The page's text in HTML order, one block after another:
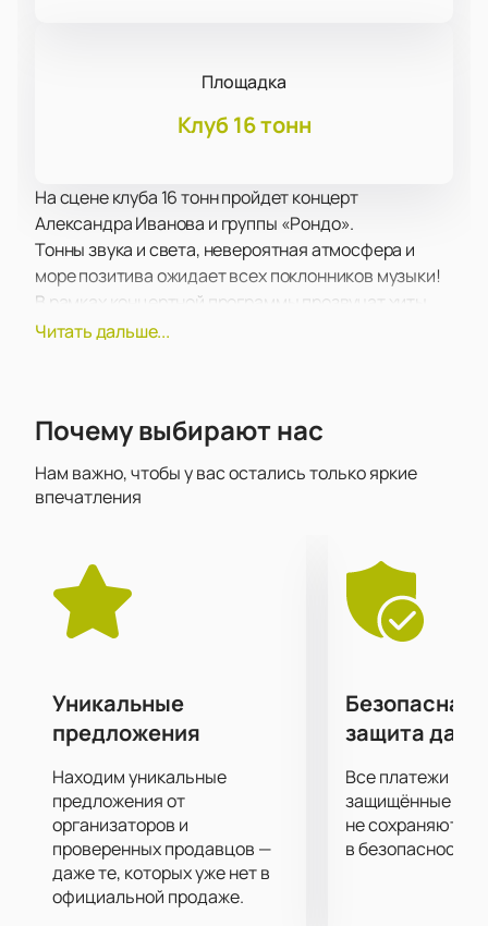
Площадка
Клуб 16 тонн
На сцене клуба 16 тонн пройдет концерт
Александра Иванова и группы «Рондо».
Тонны звука и света, невероятная атмосфера и
море позитива ожидает всех поклонников музыки!
В рамках концертной программы прозвучат хиты,
уже хорошо известные поклонникам, а также более
Зрителей традиционно ожидает море
еще возможность вживую услышать любимые хиты
и подпевать им, а также яркое шоу, которое пройдёт
концерте, подтвердит, что он всегда проходит с
невероятным размахом и запоминается надолго.
Самое передовое световое и звуковое концертное
оборудование позволит вам отчетливо услышать
подробностях, независимо от того, как далеко от
сцены вы находитесь!
Билеты на концерт можно купить на нашем сайте.
Цена указана в электронной схеме концертной
площадки и зависит от категории выбранных мест.
Не затягивайте с покупкой билетов, ведь шоу
пользуется большой популярностью.
Читать дальше...
Почему выбирают нас
Нам важно, чтобы у вас остались только яркие
впечатления
Уникальные
предложения
Находим уникальные
предложения от
организаторов и
проверенных продавцов —
даже те, которых уже нет в
официальной продаже.
Безопасная
защита
Все платежи
защищённые
не сохраняются
в безопасности.